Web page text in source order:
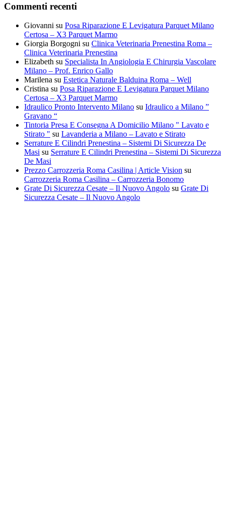
Commenti recenti
Giovanni su Posa Riparazione E Levigatura Parquet Milano
Certosa – X3 Parquet Marmo
Giorgia Borgogni su Clinica Veterinaria Prenestina Roma –
Clinica Veterinaria Prenestina
Elizabeth su Specialista In Angiologia E Chirurgia Vascolare
Milano – Prof. Enrico Gallo
Marilena su Estetica Naturale Balduina Roma – Well
Cristina su Posa Riparazione E Levigatura Parquet Milano
Certosa – X3 Parquet Marmo
Idraulico Pronto Intervento Milano su Idraulico a Milano ”
Gravano “
Tintoria Presa E Consegna A Domicilio Milano " Lavato e
Stirato " su Lavanderia a Milano – Lavato e Stirato
Serrature E Cilindri Prenestina – Sistemi Di Sicurezza De
Masi su Serrature E Cilindri Prenestina – Sistemi Di Sicurezza
De Masi
Prezzo Carrozzeria Roma Casilina | Article Vision su
Carrozzeria Roma Casilina – Carrozzeria Bonomo
Grate Di Sicurezza Cesate – Il Nuovo Angolo su Grate Di
Sicurezza Cesate – Il Nuovo Angolo